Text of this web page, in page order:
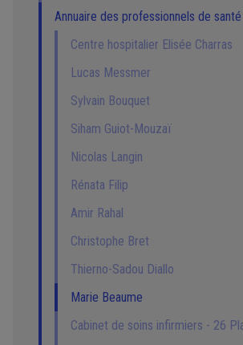
Annuaire des professionnels de santé
Centre hospitalier Elisée Charras
Lucas Messmer
Sylvain Bouquet
Siham Guiot-Mouzaï
Nicolas Langin
Rénata Filip
Amir Rahal
Christophe Bret
Thierno-Sadou Diallo
Marie Beaume
Cabinet de soins infirmiers - 26